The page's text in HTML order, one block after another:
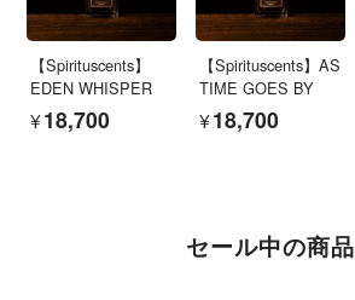
【Spirituscents】
EDEN WHISPER
¥18,700
【Spirituscents】AS
TIME GOES BY
¥18,700
セール中の商品